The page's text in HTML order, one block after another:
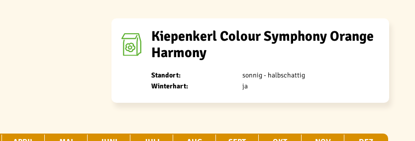
Kiepenkerl Colour Symphony Orange
Harmony
Standort:
sonnig - halbschattig
Winterhart:
ja